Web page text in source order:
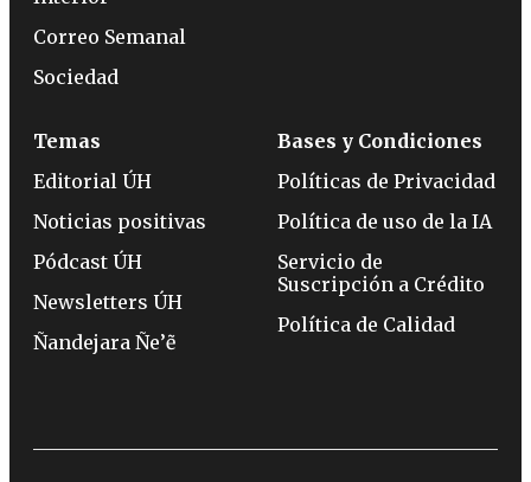
Correo Semanal
Sociedad
Temas
Editorial ÚH
Noticias positivas
Pódcast ÚH
Newsletters ÚH
Ñandejara Ñe’ẽ
Bases y Condiciones
Políticas de Privacidad
Política de uso de la IA
Servicio de
Suscripción a Crédito
Política de Calidad